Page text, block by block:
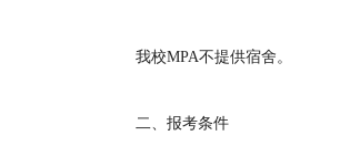
我校MPA不提供宿舍。
二、报考条件